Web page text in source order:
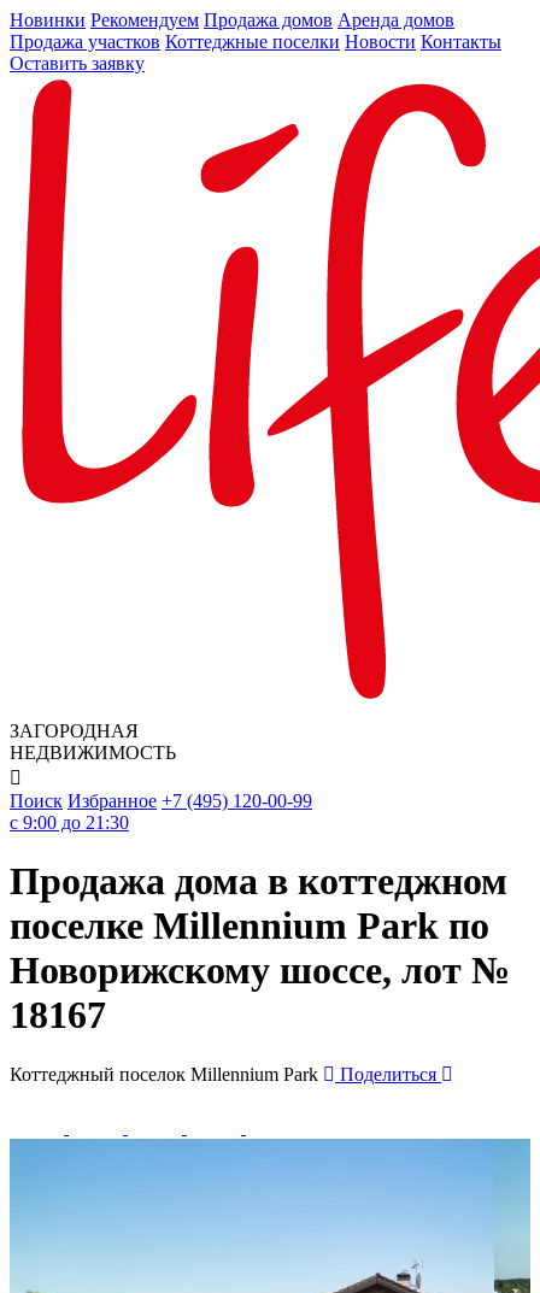
Новинки Рекомендуем Продажа домов Аренда домов
Продажа участков Коттеджные поселки Новости Контакты
Оставить заявку
ЗАГОРОДНАЯ
НЕДВИЖИМОСТЬ

Поиск Избранное +7 (495) 120-00-99
c 9:00 до 21:30
Продажа дома в коттеджном
поселке Millennium Park по
Новорижскому шоссе, лот №
18167
Коттеджный поселок Millennium Park Поделиться